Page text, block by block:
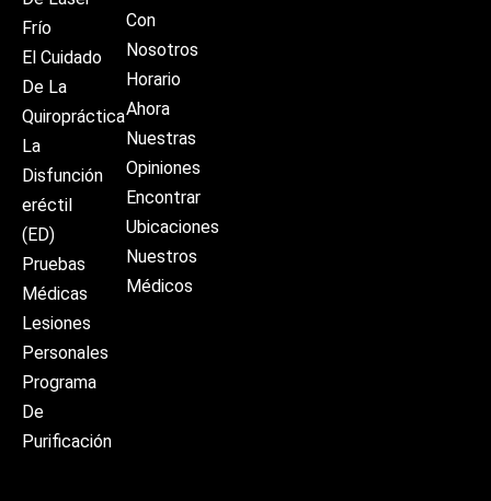
Frío
El Cuidado
De La
Quiropráctica
La
Disfunción
eréctil
(ED)
Pruebas
Médicas
Lesiones
Personales
Programa
De
Purificación
Con
Nosotros
Horario
Ahora
Nuestras
Opiniones
Encontrar
Ubicaciones
Nuestros
Médicos